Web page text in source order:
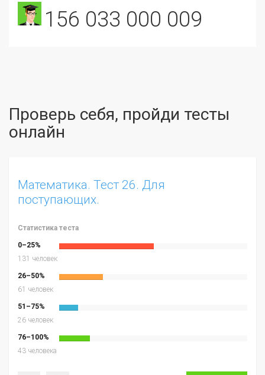
156 033 000 009
Проверь себя, пройди тесты
онлайн
Математика. Тест 26. Для
поступающих.
Статистика теста
0–25%
131 человек
26–50%
61 человек
51–75%
26 человек
76–100%
43 человека